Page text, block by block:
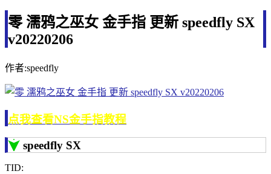
零 濡鸦之巫女 金手指 更新 speedfly SX
v20220206
作者:speedfly
点我查看NS金手指教程
speedfly SX
TID: